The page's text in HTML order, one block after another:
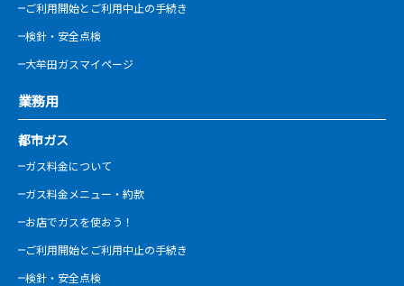
ご利用開始とご利用中止の手続き
検針・安全点検
大牟田ガスマイページ
業務用
都市ガス
ガス料金について
ガス料金メニュー・約款
お店でガスを使おう！
ご利用開始とご利用中止の手続き
検針・安全点検